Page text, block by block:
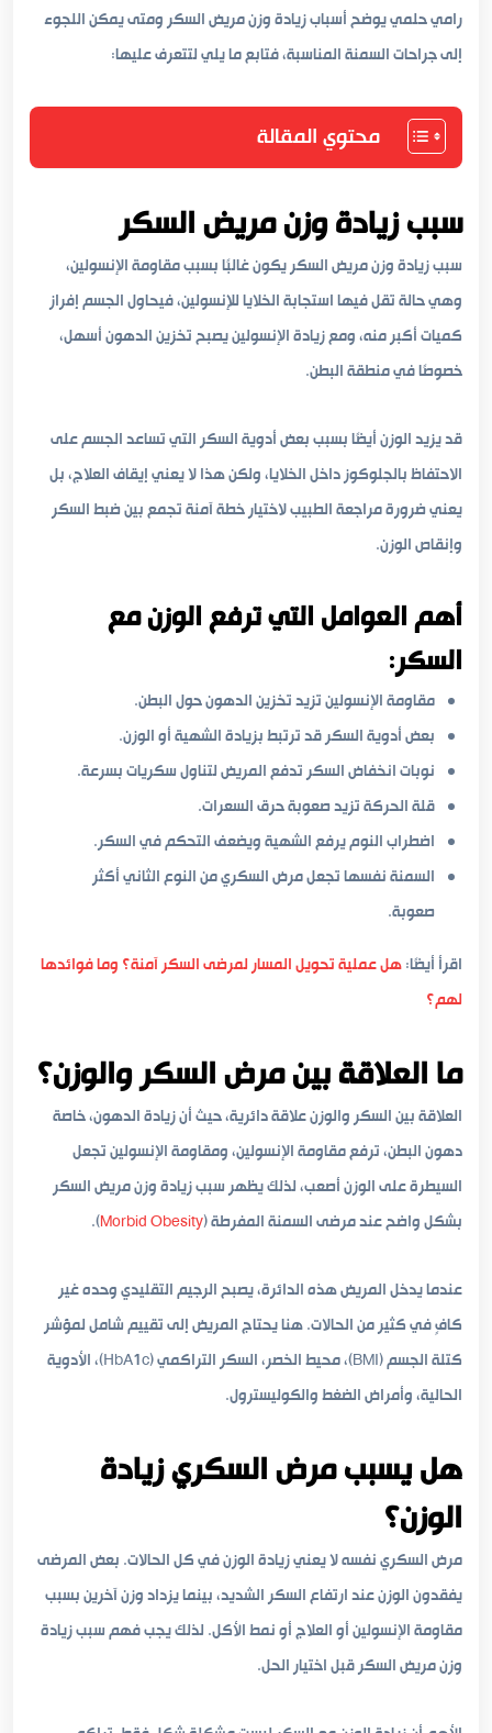
رامي حلمي يوضح أسباب زيادة وزن مريض السكر ومتى يمكن اللجوء
إلى جراحات السمنة المناسبة، فتابع ما يلي لتتعرف عليها:
محتوي المقالة
سبب زيادة وزن مريض السكر
سبب زيادة وزن مريض السكر يكون غالبًا بسبب مقاومة الإنسولين،
وهي حالة تقل فيها استجابة الخلايا للإنسولين، فيحاول الجسم إفراز
كميات أكبر منه، ومع زيادة الإنسولين يصبح تخزين الدهون أسهل،
خصوصًا في منطقة البطن.
قد يزيد الوزن أيضًا بسبب بعض أدوية السكر التي تساعد الجسم على
الاحتفاظ بالجلوكوز داخل الخلايا، ولكن هذا لا يعني إيقاف العلاج، بل
يعني ضرورة مراجعة الطبيب لاختيار خطة آمنة تجمع بين ضبط السكر
وإنقاص الوزن.
أهم العوامل التي ترفع الوزن مع
السكر:
مقاومة الإنسولين تزيد تخزين الدهون حول البطن.
بعض أدوية السكر قد ترتبط بزيادة الشهية أو الوزن.
نوبات انخفاض السكر تدفع المريض لتناول سكريات بسرعة.
قلة الحركة تزيد صعوبة حرق السعرات.
اضطراب النوم يرفع الشهية ويضعف التحكم في السكر.
السمنة نفسها تجعل مرض السكري من النوع الثاني أكثر
صعوبة.
اقرأ أيضًا:هل عملية تحويل المسار لمرضى السكر آمنة؟ وما فوائدها
لهم؟
ما العلاقة بين مرض السكر والوزن؟
العلاقة بين السكر والوزن علاقة دائرية، حيث أن زيادة الدهون، خاصة
دهون البطن، ترفع مقاومة الإنسولين، ومقاومة الإنسولين تجعل
السيطرة على الوزن أصعب، لذلك يظهر سبب زيادة وزن مريض السكر
بشكل واضح عند مرضى السمنة المفرطة (Morbid Obesity
).
عندما يدخل المريض هذه الدائرة، يصبح الرجيم التقليدي وحده غير
كافٍ في كثير من الحالات. هنا يحتاج المريض إلى تقييم شامل لمؤشر
كتلة الجسم (BMI)، محيط الخصر، السكر التراكمي (HbA1c)، الأدوية
الحالية، وأمراض الضغط والكوليسترول.
هل يسبب مرض السكري زيادة
الوزن؟
مرض السكري نفسه لا يعني زيادة الوزن في كل الحالات. بعض المرضى
يفقدون الوزن عند ارتفاع السكر الشديد، بينما يزداد وزن آخرين بسبب
مقاومة الإنسولين أو العلاج أو نمط الأكل. لذلك يجب فهم سبب زيادة
وزن مريض السكر قبل اختيار الحل.